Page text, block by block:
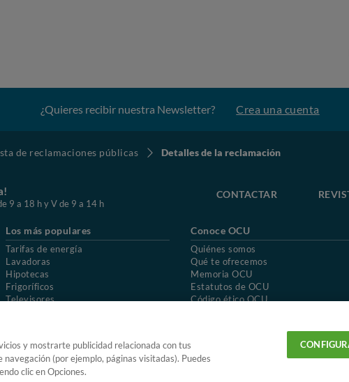
¿Quieres recibir nuestra Newsletter? Crea una cuenta
de reclamaciones públicas Detalles de la reclamación
9 a 18 h y V de 9 a 14 h
CONTACTAR
Los más populares
Tarifas de energía
Lavadoras
Hipotecas
Frigoríficos
Televisores
Conoce OCU
Quiénes somos
Qué te ofrecemos
Memoria OCU
Estatutos de OCU
Código ético OCU
Uso del nombre y de los signos de OCU
y mostrarte publicidad relacionada con tus
(por ejemplo, páginas visitadas). Puedes
clic en Opciones.